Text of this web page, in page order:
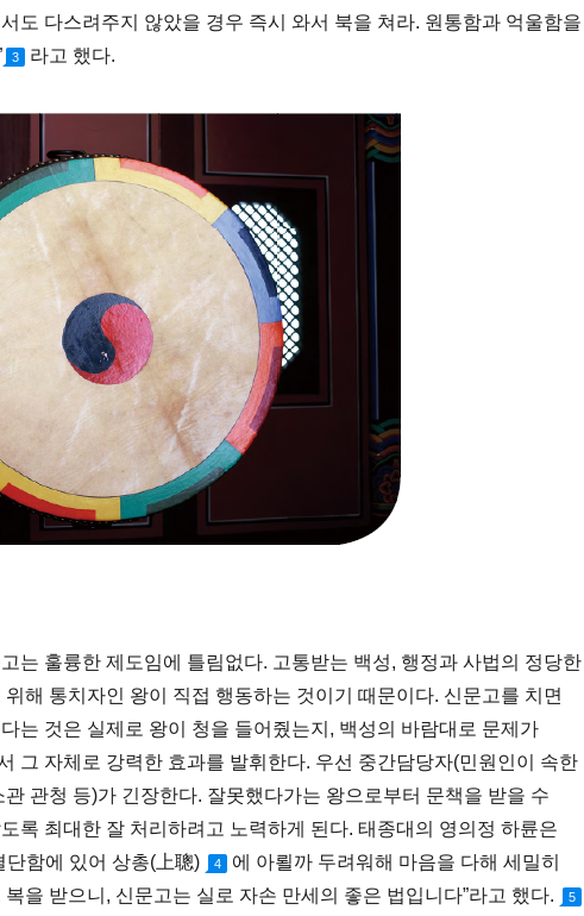
도 다스려주지 않았을 경우 즉시 와서 북을 쳐라. 원통함과 억울함을
3 라고 했다.
는 훌륭한 제도임에 틀림없다. 고통받는 백성, 행정과 사법의 정당한
해 통치자인 왕이 직접 행동하는 것이기 때문이다. 신문고를 치면
는 것은 실제로 왕이 청을 들어줬는지, 백성의 바람대로 문제가
그 자체로 강력한 효과를 발휘한다. 우선 중간담당자(민원인이 속한
관청 등)가 긴장한다. 잘못했다가는 왕으로부터 문책을 받을 수
록 최대한 잘 처리하려고 노력하게 된다. 태종대의 영의정 하륜은
단함에 있어 상총(上聰)
4
에 아뢸까 두려워해 마음을 다해 세밀히
을 받으니, 신문고는 실로 자손 만세의 좋은 법입니다”라고 했다.
5